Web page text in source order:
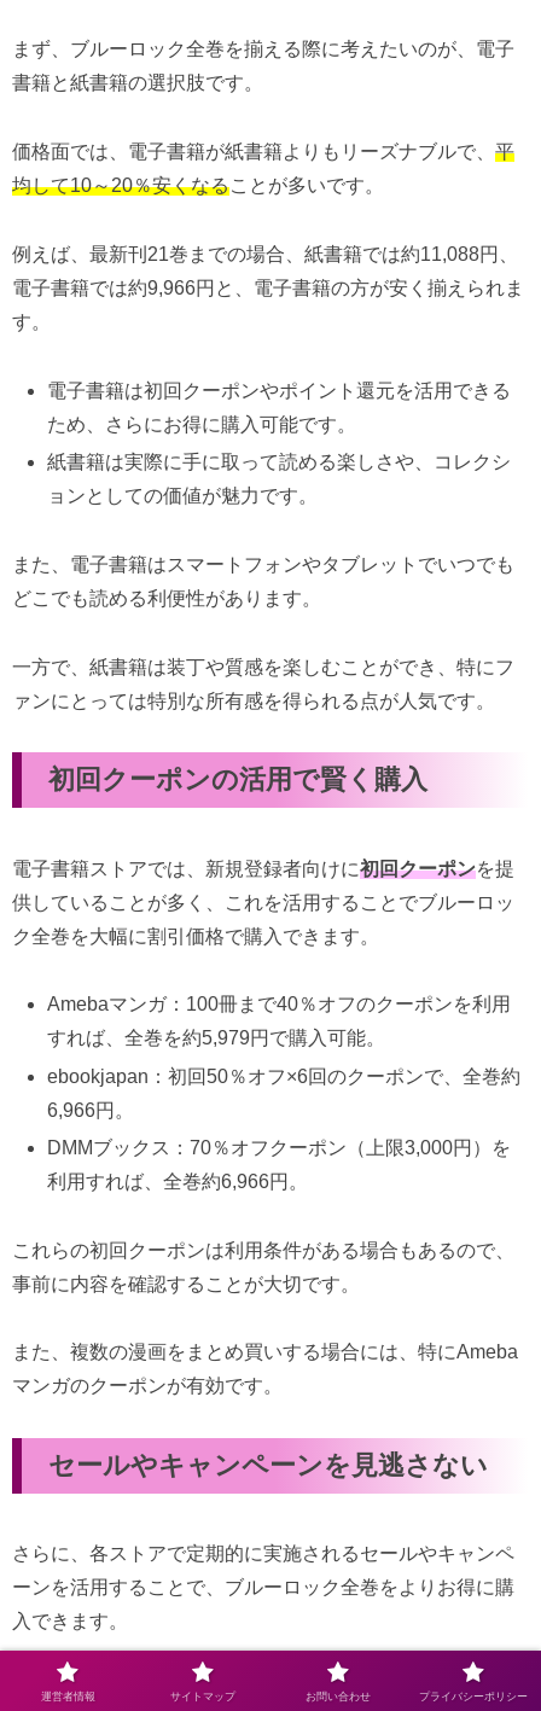
まず、ブルーロック全巻を揃える際に考えたいのが、電子
書籍と紙書籍の選択肢です。
価格面では、電子書籍が紙書籍よりもリーズナブルで、 平
均して10～20％安くなることが多いです。
例えば、最新刊21巻までの場合、紙書籍では約11,088円、
電子書籍では約9,966円と、電子書籍の方が安く揃えられま
す。
電子書籍は初回クーポンやポイント還元を活用できる
ため、さらにお得に購入可能です。
紙書籍は実際に手に取って読める楽しさや、コレクシ
ョンとしての価値が魅力です。
また、電子書籍はスマートフォンやタブレットでいつでも
どこでも読める利便性があります。
一方で、紙書籍は装丁や質感を楽しむことができ、特にフ
ァンにとっては特別な所有感を得られる点が人気です。
初回クーポンの活用で賢く購入
電子書籍ストアでは、新規登録者向けに初回クーポンを提
供していることが多く、これを活用することでブルーロッ
ク全巻を大幅に割引価格で購入できます。
Amebaマンガ：100冊まで40％オフのクーポンを利用
すれば、全巻を約5,979円で購入可能。
ebookjapan：初回50％オフ×6回のクーポンで、全巻約
6,966円。
DMMブックス：70％オフクーポン（上限3,000円）を
利用すれば、全巻約6,966円。
これらの初回クーポンは利用条件がある場合もあるので、
事前に内容を確認することが大切です。
また、複数の漫画をまとめ買いする場合には、特にAmeba
マンガのクーポンが有効です。
セールやキャンペーンを見逃さない
さらに、各ストアで定期的に実施されるセールやキャンペ
ーンを活用することで、ブルーロック全巻をよりお得に購
入できます。
例えば、楽天KOBO では、楽天ポイントの還元率が高く、
運営者情報 サイトマップ お問い合わせ プライバシーポリシー